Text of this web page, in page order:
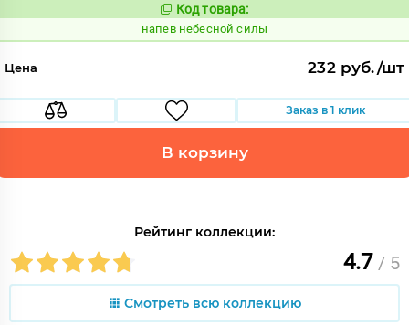
Код:
1086088
Код товара:
напев небесной силы
Цена 232 руб./шт
Заказ в 1 клик
В корзину
Рейтинг коллекции:
4.7 / 5
Смотреть всю коллекцию